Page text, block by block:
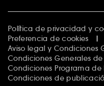
Política de privacidad y
Preferencia de cookies
Aviso legal y Condiciones
Condiciones Generales de
Condiciones Programa de
Condiciones de